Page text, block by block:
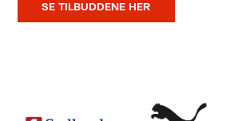
SE TILBUDDENE HER